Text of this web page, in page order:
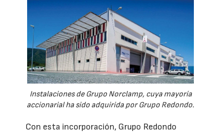
Instalaciones de Grupo Norclamp, cuya mayoría
accionarial ha sido adquirida por Grupo Redondo.
Con esta incorporación, Grupo Redondo